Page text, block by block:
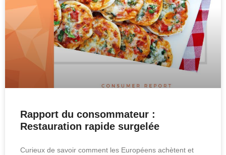
Rapport du consommateur :
Restauration rapide surgelée
Curieux de savoir comment les Européens achètent et